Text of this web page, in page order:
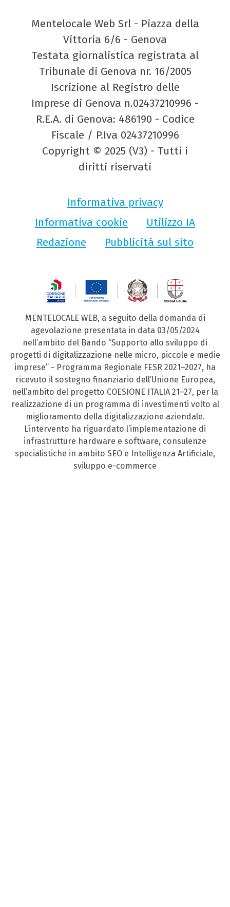
Mentelocale Web Srl - Piazza della
Vittoria 6/6 - Genova
Testata giornalistica registrata al
Tribunale di Genova nr. 16/2005
Iscrizione al Registro delle
Imprese di Genova n.02437210996 -
R.E.A. di Genova: 486190 - Codice
Fiscale / P.Iva 02437210996
Copyright © 2025 (V3) - Tutti i
diritti riservati
Informativa privacy
Informativa cookie
Utilizzo IA
Redazione
Pubblicità sul sito
MENTELOCALE WEB, a seguito della domanda di
agevolazione presentata in data 03/05/2024
nell’ambito del Bando “Supporto allo sviluppo di
progetti di digitalizzazione nelle micro, piccole e medie
imprese” - Programma Regionale FESR 2021–2027, ha
ricevuto il sostegno finanziario dell’Unione Europea,
nell’ambito del progetto COESIONE ITALIA 21–27, per la
realizzazione di un programma di investimenti volto al
miglioramento della digitalizzazione aziendale.
L’intervento ha riguardato l’implementazione di
infrastrutture hardware e software, consulenze
specialistiche in ambito SEO e Intelligenza Artificiale,
sviluppo e-commerce